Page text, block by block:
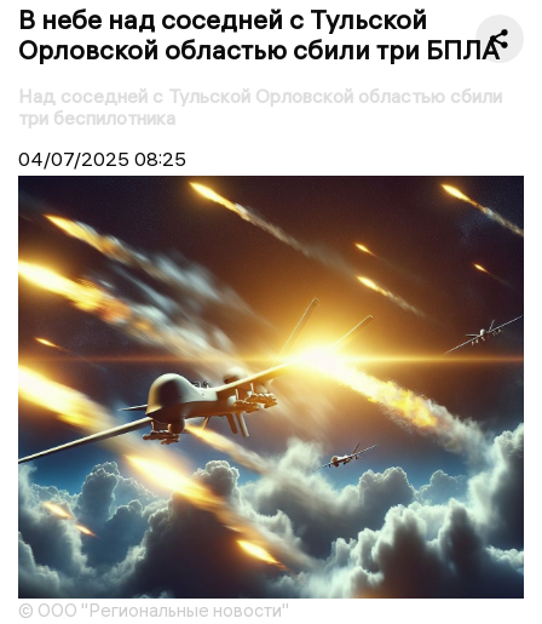
В небе над соседней с Тульской
Орловской областью сбили три БПЛА
Над соседней с Тульской Орловской областью сбили
три беспилотника
04/07/2025 08:25
© ООО "Региональные новости"